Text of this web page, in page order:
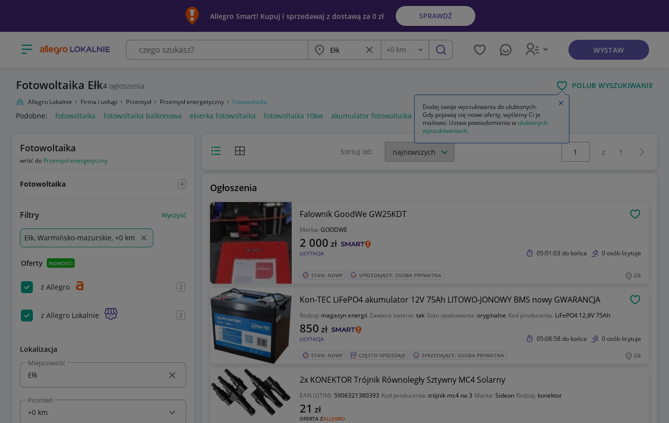
Allegro Smart! Kupuj i sprzedawaj z dostawą za 0 zł SPRAWDŹ
Otwórz menu z kategoriami Miasto Wyczyść frazę
Odległość
+0 km szukaj WYSTAW
Fotowoltaika Ełk4 ogłoszenia POLUB WYSZUKIWANIE
Allegro Lokalnie Firma i usługi Przemysł Przemysł energetyczny Fotowoltaika
Podobne: fotowoltaika fotowoltaika balkonowa ekierka fotowoltaika fotowoltaika 10kw akumulator fotowoltaika
Fotowoltaika
wróć do Przemysł energetyczny
Fotowoltaika 4
Filtry Wyczyść
Ełk, Warmińsko-mazurskie, +0 km
Oferty NOWOŚĆ!
z Allegro 2
z Allegro Lokalnie 2
Lokalizacja
Miejscowość
Promień
Widok listyWidok siatki Sortuj od:
Wybierz stronę:
z 1
Ogłoszenia
Falownik GoodWe GW25KDT
Marka: GOODWE
LICYTACJA
2 000 zł
05:01:03 do końca 0 osób licytuje
STAN: NOWY SPRZEDAJĄCY: OSOBA PRYWATNA Ełk
Kon-TEC LiFePO4 akumulator 12V 75Ah LITOWO-JONOWY BMS nowy GWARANCJA
Rodzaj: magazyn energii Zawiera baterie: tak Stan opakowania: oryginalne Kod producenta: LiFePO4 12,8V 75Ah
LICYTACJA
850 zł
05:08:58 do końca 0 osób licytuje
STAN: NOWY CZĘSTO SPRZEDAJE SPRZEDAJĄCY: OSOBA PRYWATNA Ełk
2x KONEKTOR Trójnik Równoległy Sztywny MC4 Solarny
EAN (GTIN): 5906321380393 Kod producenta: trójnik mc4 na 3 Marka: Sideon Rodzaj: konektor
OFERTA ZALLEGRO
21 zł
Dodaj swoje wyszukiwania do ulubionych.
Gdy pojawią się nowe oferty, wyślemy Ci je
mailowo. Ustaw powiadomienia w ulubionych
wyszukiwaniach.
Zamknij wskazówkę